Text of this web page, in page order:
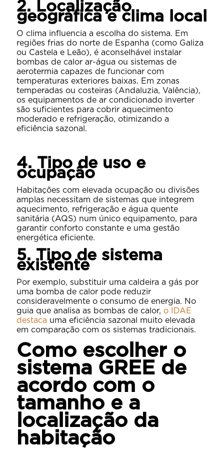
2. Localização
geográfica e clima local
O clima influencia a escolha do sistema. Em
regiões frias do norte de Espanha (como Galiza
ou Castela e Leão), é aconselhável instalar
bombas de calor ar-água ou sistemas de
aerotermia capazes de funcionar com
temperaturas exteriores baixas. Em zonas
temperadas ou costeiras (Andaluzia, Valência),
os equipamentos de ar condicionado inverter
são suficientes para cobrir aquecimento
moderado e refrigeração, otimizando a
eficiência sazonal.
4. Tipo de uso e
ocupação
Habitações com elevada ocupação ou divisões
amplas necessitam de sistemas que integrem
aquecimento, refrigeração e água quente
sanitária (AQS) num único equipamento, para
garantir conforto constante e uma gestão
energética eficiente.
5. Tipo de sistema
existente
Por exemplo, substituir uma caldeira a gás por
uma bomba de calor pode reduzir
consideravelmente o consumo de energia. No
guia que analisa as bombas de calor, o IDAE
destaca uma eficiência sazonal muito elevada
em comparação com os sistemas tradicionais.
Como escolher o
sistema GREE de
acordo com o
tamanho e a
localização da
habitação